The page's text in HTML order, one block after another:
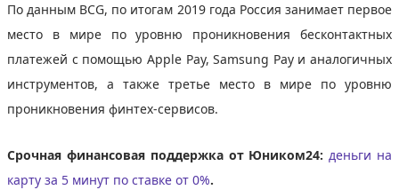
По данным BCG, по итогам 2019 года Россия занимает первое
место в мире по уровню проникновения бесконтактных
платежей с помощью Apple Pay, Samsung Pay и аналогичных
инструментов, а также третье место в мире по уровню
проникновения финтех-сервисов.
Срочная финансовая поддержка от Юником24:деньги на
карту за 5 минут по ставке от 0%.